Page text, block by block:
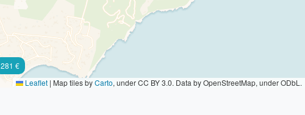
281 €
Leaflet | Map tiles byCarto, under CC BY 3.0. Data by OpenStreetMap, under ODbL.